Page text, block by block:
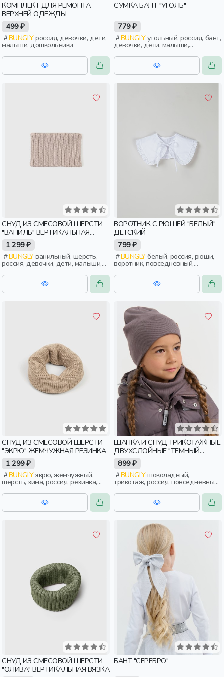
КОМПЛЕКТ ДЛЯ РЕМОНТА
ВЕРХНЕЙ ОДЕЖДЫ
499 ₽
BUNGLYроссия, девочки, дети,
малыши, дошкольники
СУМКА БАНТ "УГОЛЬ"
779 ₽
BUNGLYугольный, россия, бант,
девочки, дети, малыши,
СНУД ИЗ СМЕСОВОЙ ШЕРСТИ
"ВАНИЛЬ" ВЕРТИКАЛЬНАЯ
ВЯЗКА
1 299 ₽
BUNGLYванильный, шерсть,
россия, девочки, дети, малыши,
дошкольники
ВОРОТНИК С РЮШЕЙ "БЕЛЫЙ"
ДЕТСКИЙ
799 ₽
BUNGLYбелый, россия, рюши,
воротник, повседневный,
девочки, дети, малыши,
дошкольники
СНУД ИЗ СМЕСОВОЙ ШЕРСТИ
"ЭКРЮ" ЖЕМЧУЖНАЯ РЕЗИНКА
1 299 ₽
BUNGLYэкрю, жемчужный,
шерсть, зима, россия, резинка,
девочки, дети, малыши,
дошкольники
ШАПКА И СНУД ТРИКОТАЖНЫЕ
ДВУХСЛОЙНЫЕ "ТЕМНЫЙ
ШОКОЛАД"
899 ₽
BUNGLYшоколадный,
трикотаж, россия, повседневный,
актив, мальчики, дети, малыши,
дошкольники
СНУД ИЗ СМЕСОВОЙ ШЕРСТИ
"ОЛИВА" ВЕРТИКАЛЬНАЯ ВЯЗКА
БАНТ "СЕРЕБРО"